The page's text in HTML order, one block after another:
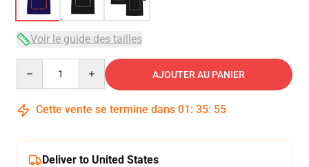
Voir le guide des tailles
AJOUTER AU PANIER
Cette vente se termine dans 01 : 35: 54
Deliver to United States